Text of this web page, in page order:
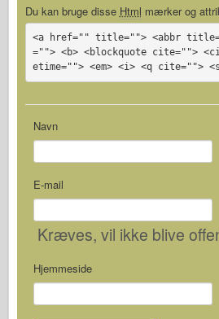
Du kan bruge disse Html mærker og
<a href="" title=""> <abbr
=""> <b> <blockquote cite="">
etime=""> <em> <i> <q cite="">
Navn
E-mail
Kræves, vil ikke blive
Hjemmeside